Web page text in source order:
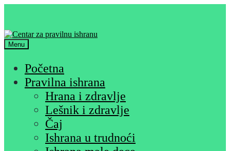
Menu
Početna
Pravilna ishrana
Hrana i zdravlje
Lešnik i zdravlje
Čaj
Ishrana u trudnoći